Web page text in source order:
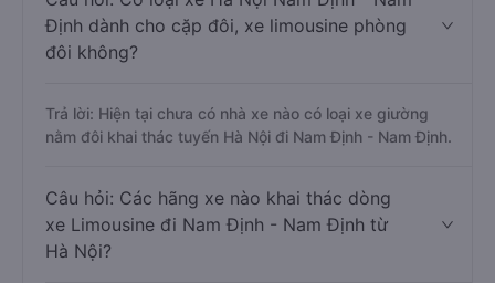
Định dành cho cặp đôi, xe limousine phòng
đôi không?
Trả lời: Hiện tại chưa có nhà xe nào có loại xe giường
nằm đôi khai thác tuyến Hà Nội đi Nam Định - Nam Định.
Câu hỏi: Các hãng xe nào khai thác dòng
xe Limousine đi Nam Định - Nam Định từ
Hà Nội?